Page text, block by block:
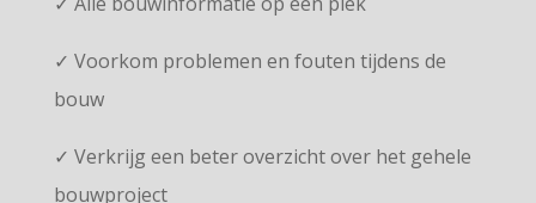
✓ Voorkom problemen en fouten tijdens de
bouw
✓ Verkrijg een beter overzicht over het gehele
bouwproject